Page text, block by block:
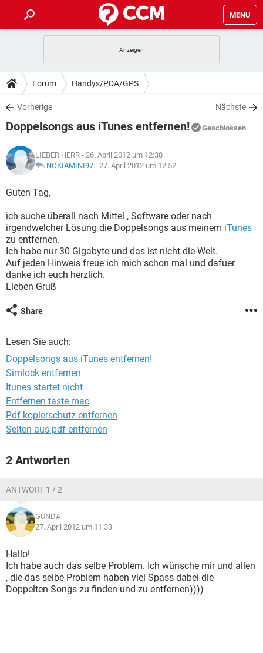
MENU
ANDROID IOS
WINDOWS 10
WHATSAPP TIKTOK
FACEBOOK
TIPPS & TRICKS
SPIELE STREAMING
WHATSAPP TIKTOK
FACEBOOK
DOWNLOADS
SPIELE STREAMING
ANDROID
WINDOWS 10 INSTAGRAM
WHATSAPP
FORUM
SPIELE STREAMING
ANDROID
WINDOWS 10
WHATSAPP TIKTOK
FACEBOOK
LEXIKON
SPIELE
WINDOWS 10 INSTAGRAM
WHATSAPP TIKTOK
FACEBOOK HARDWARE
Forum Handys/PDA/GPS
Vorherige Nächste
Doppelsongs aus iTunes entfernen! Geschlossen
LIEBER HERR - 26. April 2012 um 12:38
NOKIAMINI97 - 27. April 2012 um 12:52
Guten Tag,
ich suche überall nach Mittel , Software oder nach
irgendwelcher Lösung die Doppelsongs aus meinem iTunes
zu entfernen.
Ich habe nur 30 Gigabyte und das ist nicht die Welt.
Auf jeden Hinweis freue ich mich schon mal und dafuer
danke ich euch herzlich.
Lieben Gruß
Share
Lesen Sie auch:
Doppelsongs aus iTunes entfernen!
Simlock entfernen
Itunes startet nicht
Entfernen taste mac
Pdf kopierschutz entfernen
Seiten aus pdf entfernen
2 Antworten
ANTWORT 1 / 2
GUNDA
27. April 2012 um 11:33
Hallo!
Ich habe auch das selbe Problem. Ich wünsche mir und allen
, die das selbe Problem haben viel Spass dabei die
Doppelten Songs zu finden und zu entfernen))))